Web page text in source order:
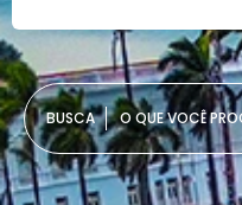
O QUE VOCÊ PROCURA?